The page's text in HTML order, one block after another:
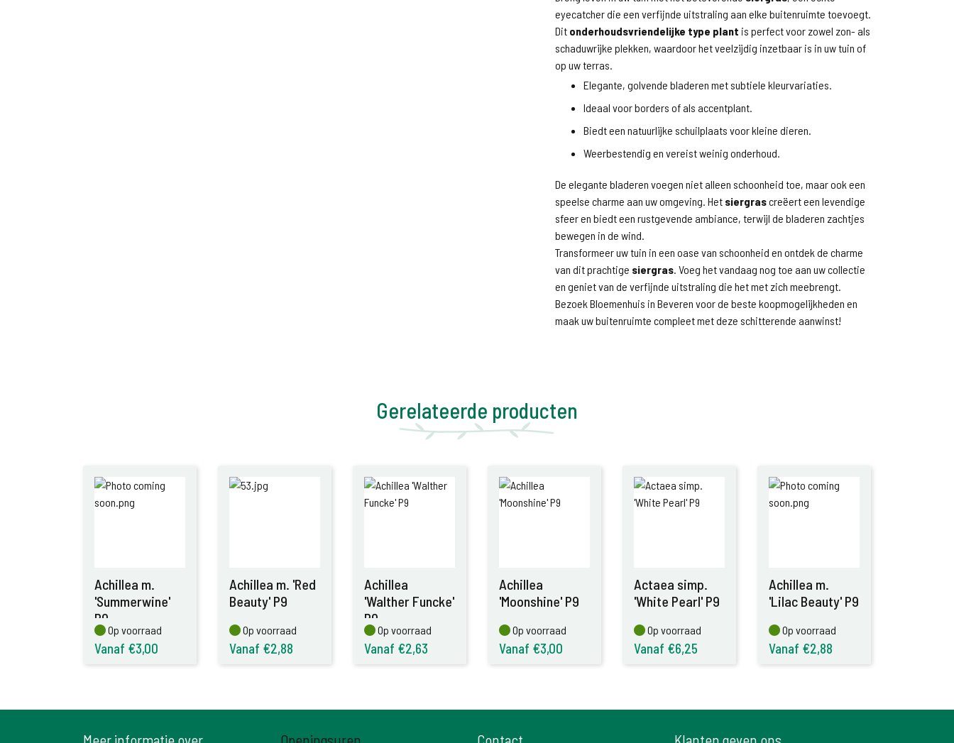
eyecatcher die een verfijnde uitstraling aan elke buitenruimte toevoegt.
Dit onderhoudsvriendelijke type plant is perfect voor zowel zon- als
schaduwrijke plekken, waardoor het veelzijdig inzetbaar is in uw tuin of
op uw terras.
Elegante, golvende bladeren met subtiele kleurvariaties.
Ideaal voor borders of als accentplant.
Biedt een natuurlijke schuilplaats voor kleine dieren.
Weerbestendig en vereist weinig onderhoud.
De elegante bladeren voegen niet alleen schoonheid toe, maar ook een
speelse charme aan uw omgeving. Het siergrascreëert een levendige
sfeer en biedt een rustgevende ambiance, terwijl de bladeren zachtjes
bewegen in de wind.
Transformeer uw tuin in een oase van schoonheid en ontdek de charme
van dit prachtige siergras. Voeg het vandaag nog toe aan uw collectie
en geniet van de verfijnde uitstraling die het met zich meebrengt.
Bezoek Bloemenhuis in Beveren voor de beste koopmogelijkheden en
maak uw buitenruimte compleet met deze schitterende aanwinst!
Gerelateerde producten
Achillea m.
'Summerwine'
P9
Op voorraad
Op voorraad
Vanaf €3,00
Achillea m. 'Red
Beauty' P9
Op voorraad
Op voorraad
Vanaf €2,88
Achillea
'Walther Funcke'
P9
Op voorraad
Op voorraad
Vanaf €2,63
Achillea
'Moonshine' P9
Op voorraad
Op voorraad
Vanaf €3,00
Actaea simp.
'White Pearl' P9
Op voorraad
Op voorraad
Vanaf €6,25
Achillea m.
'Lilac Beauty' P9
Op voorraad
Op voorraad
Vanaf €2,88